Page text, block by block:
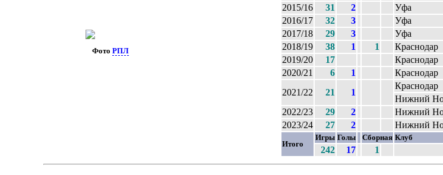
ФотоРПЛ
2015/16
31 2 Уфа
2016/17
32 3 Уфа
2017/18
29 3 Уфа
2018/19
38 1 1 Краснодар
2019/20
17 Краснодар
2020/21
6 1 Краснодар
2021/22
21 1
Краснодар
Нижний
2022/23
29 2 Нижний
2023/24
27 2 Нижний
Итого
Игры Голы Сборная Клуб
242 17 1